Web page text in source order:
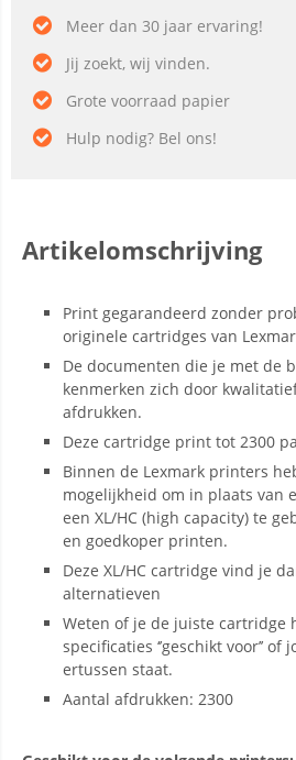
Meer dan 30 jaar ervaring!
Jij zoekt, wij vinden.
Grote voorraad papier
Hulp nodig? Bel ons!
Artikelomschrijving
Print gegarandeerd zonder
originele cartridges van
De documenten die je met de
kenmerken zich door
afdrukken.
Deze cartridge print tot 2300
Binnen de Lexmark printers
mogelijkheid om in plaats van
een XL/HC (high capacity) te
en goedkoper printen.
Deze XL/HC cartridge vind je
alternatieven
Weten of je de juiste cartridge
specificaties ‘’geschikt voor’’
ertussen staat.
Aantal afdrukken: 2300